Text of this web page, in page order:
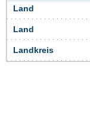
Land
Land
Landkreis